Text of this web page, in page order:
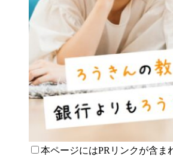
本ページにはPRリンクが含ま